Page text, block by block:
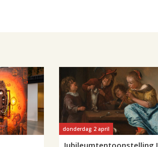
donderdag 2 april
Jubileumtentoonstelling